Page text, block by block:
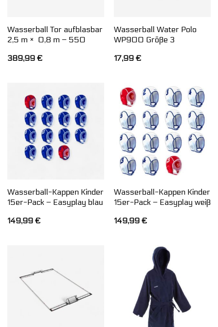
Wasserball Tor aufblasbar
2,5 m × 0,8 m – 550
389,99 €
Wasserball Water Polo
WP900 Größe 3
17,99 €
Wasserball-Kappen Kinder
15er-Pack – Easyplay blau
149,99 €
Wasserball-Kappen Kinder
15er-Pack – Easyplay weiß
149,99 €